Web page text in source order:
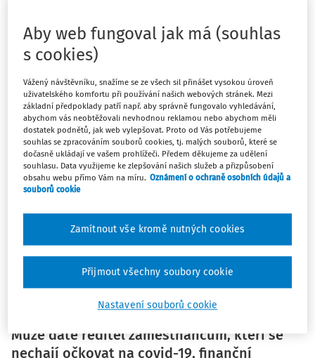
2 minuty čtení
Zdroj:Redakce Řízení školy
Tato problematika je upravena v zákoně č. 569/2020 Sb.,
o distribuci léčivých přípravků obsahujících očkovací
látku pro očkování proti onemocnění COVID-19, o
náhradě újmy způsobené očkovaným osobám těmito
léčivými přípravky a o změně zákona č. 48/1997 Sb., o
veřejném zdravotním pojištění a o změně a doplnění
některých souvisejících zákonů, ve znění pozdějších
předpisů.
V něm je očkování proti nemoci covid-19 koncipováno jako
očkování dobrovolné. Pokud zákon neukládá povinnost
podrobit se očkování, nemůže tuto povinnost stanovit ani
zaměstnavatel svým zaměstnancům. Zaměstnavatel totiž
nemůže zaměstnancům ukládat povinnosti nad rámec
Může dáte ředitel zaměstnancům, kteří se
nechají očkovat na covid-19, finanční
Aby web fungoval jak má (souhlas
s cookies)
Vážený návštěvníku, snažíme se ze všech sil přinášet vysokou úroveň
uživatelského komfortu při používání našich webových stránek. Mezi
základní předpoklady patří např. aby správně fungovalo vyhledávání,
abychom vás neobtěžovali nevhodnou reklamou nebo abychom měli
dostatek podnětů, jak web vylepšovat. Proto od Vás potřebujeme
souhlas se zpracováním souborů cookies, tj. malých souborů, které se
dočasně ukládají ve vašem prohlížeči. Předem děkujeme za udělení
souhlasu. Data využijeme ke zlepšování našich služeb a přizpůsobení
obsahu webu přímo Vám na míru. Oznámení o ochraně osobních údajů a
souborů cookie
Nastavení souborů cookie
Zamítnout vše kromě nutných cookies
Přijmout všechny soubory cookie